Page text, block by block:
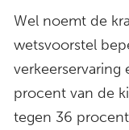
Wel noemt de
wetsvoorstel
verkeerservaring
procent van de
tegen 36